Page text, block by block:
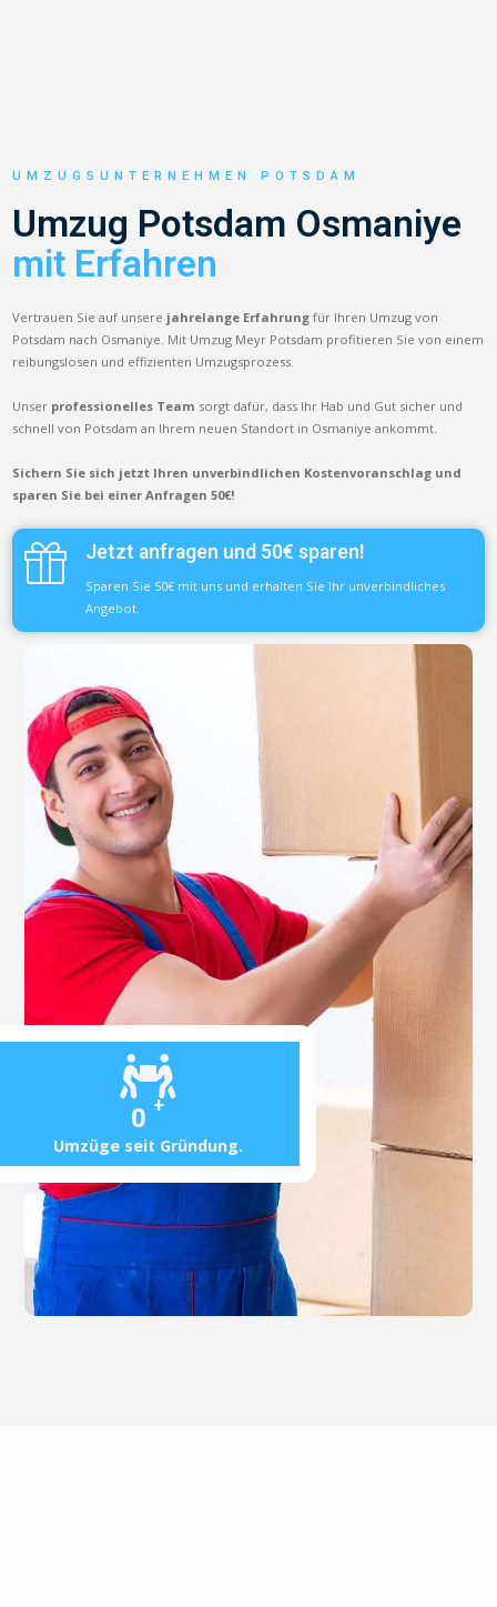
0 +
Umzüge seit Gründung.
UMZUGSUNTERNEHMEN POTSDAM
Umzug Potsdam Osmaniye
mit Erfahren
Vertrauen Sie auf unsere jahrelange Erfahrung für Ihren Umzug von
Potsdam nach Osmaniye. Mit Umzug Meyr Potsdam profitieren Sie von einem
reibungslosen und effizienten Umzugsprozess.
Unser professionelles Team sorgt dafür, dass Ihr Hab und Gut sicher und
schnell von Potsdam an Ihrem neuen Standort in Osmaniye ankommt.
Sichern Sie sich jetzt Ihren unverbindlichen Kostenvoranschlag und
sparen Sie bei einer Anfragen 50€!
Jetzt anfragen und 50€ sparen!
Sparen Sie 50€ mit uns und erhalten Sie Ihr unverbindliches
Angebot.